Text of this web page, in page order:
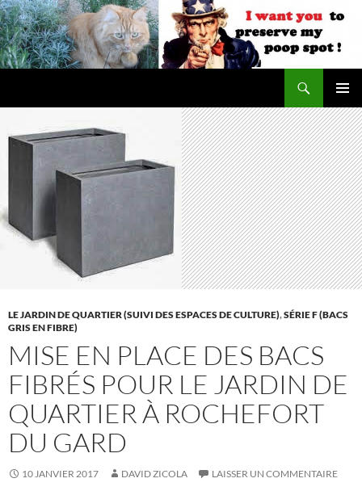
Aller
au
contenu
MENU
LE JARDIN DE QUARTIER (SUIVI DES ESPACES DE CULTURE),SÉRIE F (BACS
GRIS EN FIBRE)
MISE EN PLACE DES BACS
FIBRÉS POUR LE JARDIN DE
QUARTIER À ROCHEFORT
DU GARD
10 JANVIER 2017 DAVID ZICOLA LAISSER UN COMMENTAIRE